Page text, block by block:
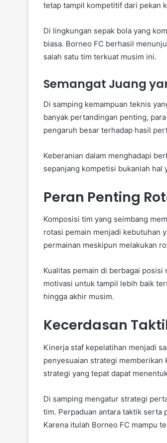
tetap tampil kompetitif dari pekan
Di lingkungan sepak bola yang
biasa. Borneo FC berhasil
salah satu tim terkuat musim ini.
Semangat Juang
Di samping kemampuan teknis
banyak pertandingan penting,
pengaruh besar terhadap hasil
Keberanian dalam menghadapi
sepanjang kompetisi bukanlah hal
Peran Penting
Komposisi tim yang seimbang
rotasi pemain menjadi kebutuhan
permainan meskipun melakukan
Kualitas pemain di berbagai
motivasi untuk tampil lebih baik
hingga akhir musim.
Kecerdasan
Kinerja staf kepelatihan menjadi
penyesuaian strategi memberikan
strategi yang tepat dapat
Di samping mengatur strategi
tim. Perpaduan antara taktik serta
Karena itulah Borneo FC mampu